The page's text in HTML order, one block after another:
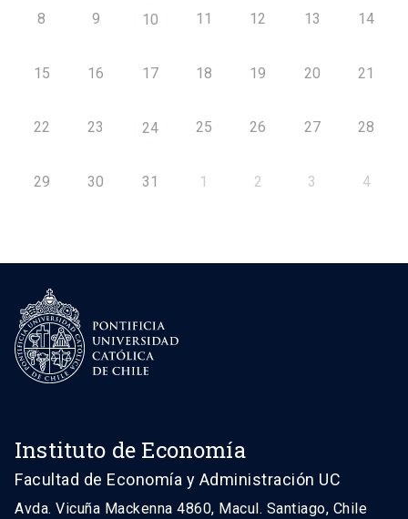
8 9 10 11 12 13 14
15 16 17 18 19 20 21
22 23 24 25 26 27 28
29 30 31 1 2 3 4
Instituto de Economía
Facultad de Economía y Administración UC
Avda. Vicuña Mackenna 4860, Macul. Santiago, Chile